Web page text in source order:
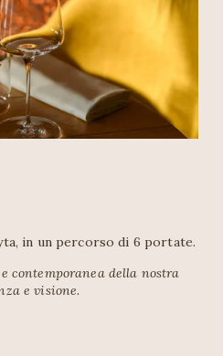
in un percorso di 6 portate.
contemporanea della nostra
e visione.